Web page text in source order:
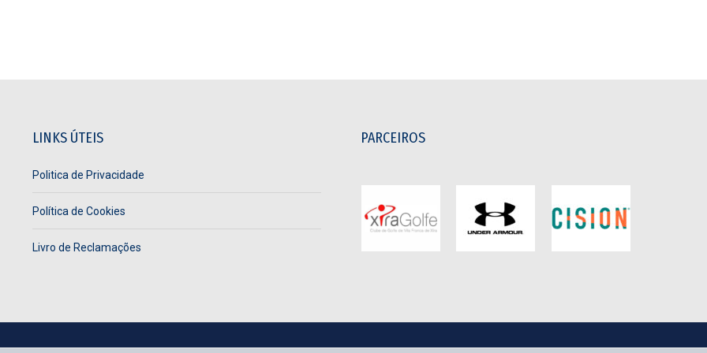
LINKS ÚTEIS
Politica de Privacidade
Política de Cookies
Livro de Reclamações
PARCEIROS